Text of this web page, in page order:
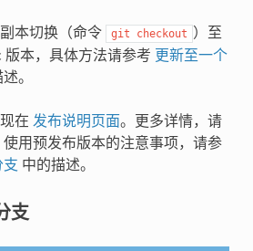
本切换（命令 git checkout
）至
本，具体方法请参考 更新至一个
。
在 发布说明页面。更多详情，请
使用预发布版本的注意事项，请参
支 中的描述。
支